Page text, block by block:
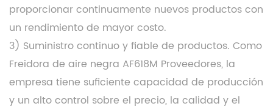
proporcionar continuamente nuevos productos con
un rendimiento de mayor costo.
3) Suministro continuo y fiable de productos. Como
Freidora de aire negra AF618M Proveedores, la
empresa tiene suficiente capacidad de producción
y un alto control sobre el precio, la calidad y el